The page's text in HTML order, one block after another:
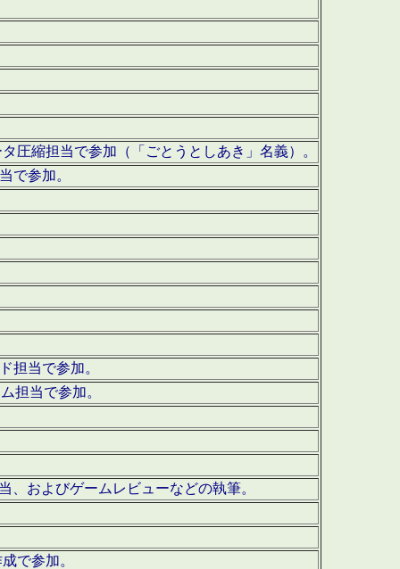
圧縮担当で参加（「ごとうとしあき」名義）。
で参加。
担当で参加。
担当で参加。
、およびゲームレビューなどの執筆。
で参加。